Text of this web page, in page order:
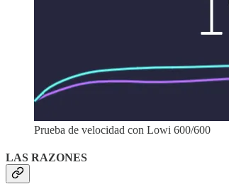
Prueba de velocidad con Lowi 600/600
LAS RAZONES